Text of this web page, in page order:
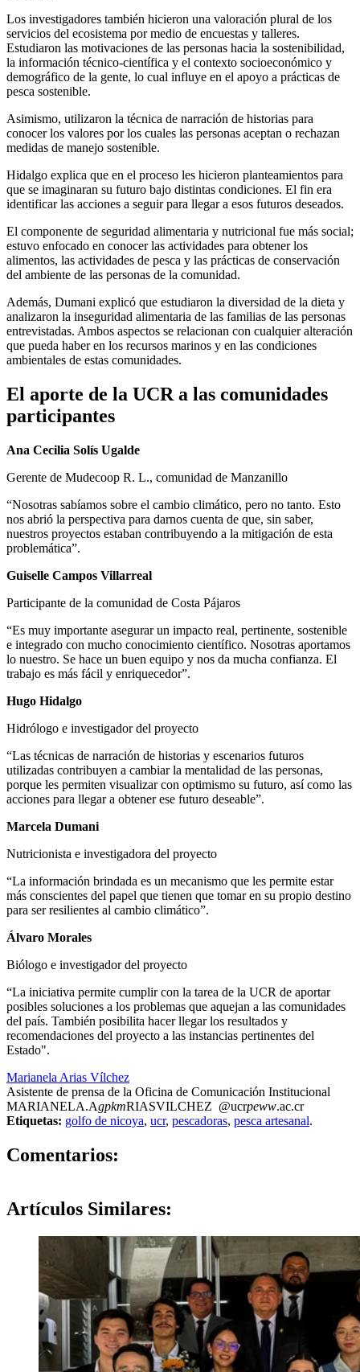
Los investigadores también hicieron una valoración plural de los
servicios del ecosistema por medio de encuestas y talleres.
Estudiaron las motivaciones de las personas hacia la sostenibilidad,
la información técnico-científica y el contexto socioeconómico y
demográfico de la gente, lo cual influye en el apoyo a prácticas de
pesca sostenible.
Asimismo, utilizaron la técnica de narración de historias para
conocer los valores por los cuales las personas aceptan o rechazan
medidas de manejo sostenible.
Hidalgo explica que en el proceso les hicieron planteamientos para
que se imaginaran su futuro bajo distintas condiciones. El fin era
identificar las acciones a seguir para llegar a esos futuros deseados.
El componente de seguridad alimentaria y nutricional fue más social;
estuvo enfocado en conocer las actividades para obtener los
alimentos, las actividades de pesca y las prácticas de conservación
del ambiente de las personas de la comunidad.
Además, Dumani explicó que estudiaron la diversidad de la dieta y
analizaron la inseguridad alimentaria de las familias de las personas
entrevistadas. Ambos aspectos se relacionan con cualquier alteración
que pueda haber en los recursos marinos y en las condiciones
ambientales de estas comunidades.
El aporte de la UCR a las comunidades
participantes
Ana Cecilia Solís Ugalde
Gerente de Mudecoop R. L., comunidad de Manzanillo
“Nosotras sabíamos sobre el cambio climático, pero no tanto. Esto
nos abrió la perspectiva para darnos cuenta de que, sin saber,
nuestros proyectos estaban contribuyendo a la mitigación de esta
problemática”.
Guiselle Campos Villarreal
Participante de la comunidad de Costa Pájaros
“Es muy importante asegurar un impacto real, pertinente, sostenible
e integrado con mucho conocimiento científico. Nosotras aportamos
lo nuestro. Se hace un buen equipo y nos da mucha confianza. El
trabajo es más fácil y enriquecedor”.
Hugo Hidalgo
Hidrólogo e investigador del proyecto
“Las técnicas de narración de historias y escenarios futuros
utilizadas contribuyen a cambiar la mentalidad de las personas,
porque les permiten visualizar con optimismo su futuro, así como las
acciones para llegar a obtener ese futuro deseable”.
Marcela Dumani
Nutricionista e investigadora del proyecto
“La información brindada es un mecanismo que les permite estar
más conscientes del papel que tienen que tomar en su propio destino
para ser resilientes al cambio climático”.
Álvaro Morales
Biólogo e investigador del proyecto
“La iniciativa permite cumplir con la tarea de la UCR de aportar
posibles soluciones a los problemas que aquejan a las comunidades
del país. También posibilita hacer llegar los resultados y
recomendaciones del proyecto a las instancias pertinentes del
Estado".
Marianela Arias Vílchez
Asistente de prensa de la Oficina de Comunicación Institucional
MARIANELA.AgpkmRIASVILCHEZ @ucrpeww.ac.cr
Etiquetas: golfo de nicoya, ucr, pescadoras, pesca artesanal.
Comentarios:
Artículos Similares: